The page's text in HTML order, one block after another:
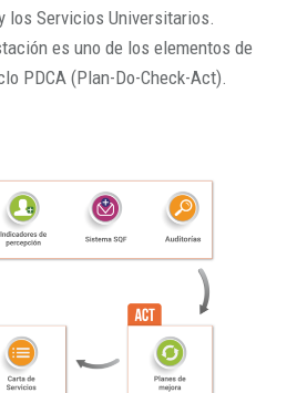
los Servicios Universitarios.
es uno de los elementos de
PDCA (Plan-Do-Check-Act).